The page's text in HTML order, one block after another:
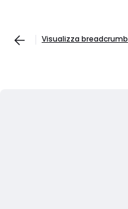
Visualizza breadcrumb